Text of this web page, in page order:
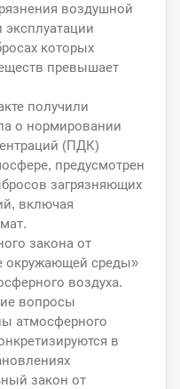
воздушной
которых
превышает
получили
о нормировании
(ПДК)
предусмотрен
загрязняющих
включая
закона от
окружающей среды»
воздуха.
вопросы
атмосферного
в
закон от